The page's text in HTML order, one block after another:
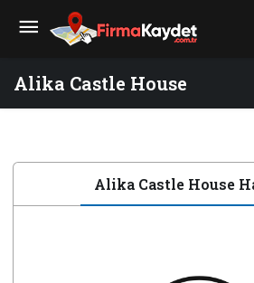
Alika Castle House
Alika Castle House